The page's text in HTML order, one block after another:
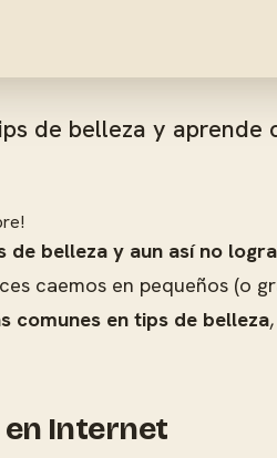
de belleza y
belleza y aun así no
caemos en pequeños (o
comunes en tips de belleza
en Internet